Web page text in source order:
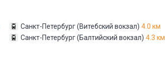
Санкт-Петербург (Витебский вокзал) 4.0 км
Санкт-Петербург (Балтийский вокзал) 4.3 км